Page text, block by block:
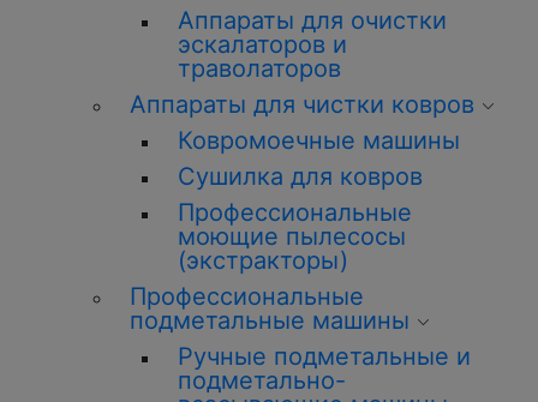
Аппараты для очистки
эскалаторов и
траволаторов
Аппараты для чистки ковров
Ковромоечные машины
Сушилка для ковров
Профессиональные
моющие пылесосы
(экстракторы)
Профессиональные
подметальные машины
Ручные подметальные и
подметально-